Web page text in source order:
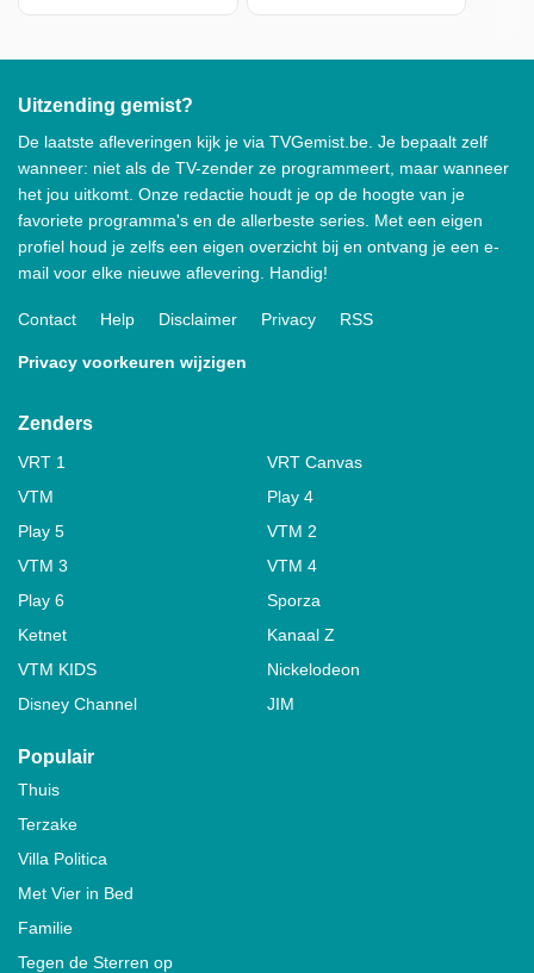
Uitzending gemist?
De laatste afleveringen kijk je via TVGemist.be. Je bepaalt zelf
wanneer: niet als de TV-zender ze programmeert, maar wanneer
het jou uitkomt. Onze redactie houdt je op de hoogte van je
favoriete programma's en de allerbeste series. Met een eigen
profiel houd je zelfs een eigen overzicht bij en ontvang je een e-
mail voor elke nieuwe aflevering. Handig!
Contact Help Disclaimer Privacy RSS
Privacy voorkeuren wijzigen
Zenders
VRT 1
VRT Canvas
VTM
Play 4
Play 5
VTM 2
VTM 3
VTM 4
Play 6
Sporza
Ketnet
Kanaal Z
VTM KIDS
Nickelodeon
Disney Channel
JIM
Populair
Thuis
Terzake
Villa Politica
Met Vier in Bed
Familie
Tegen de Sterren op